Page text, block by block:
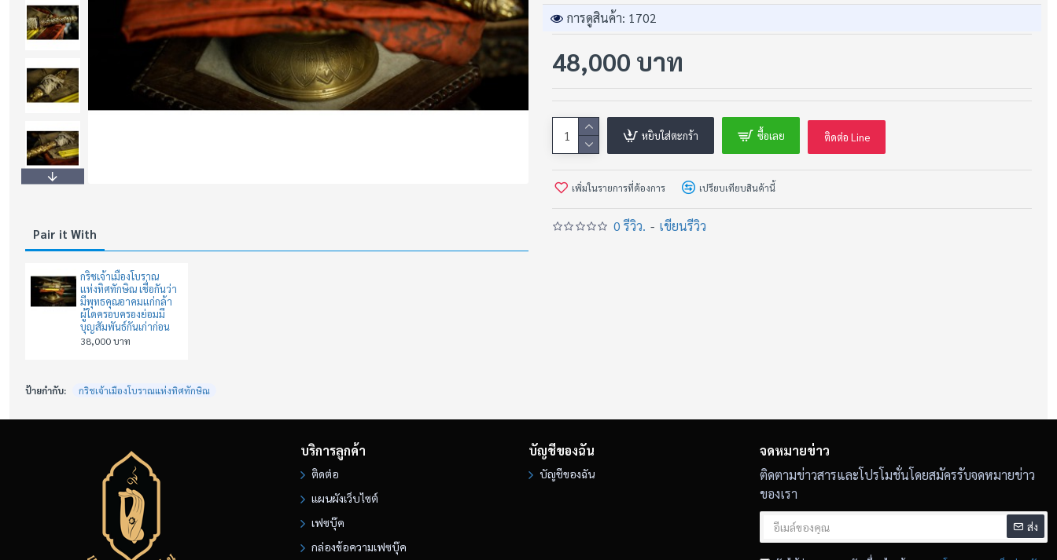
Pair it With
กริชเจ้าเมืองโบราณ
แห่งทิศทักษิณ เชื่อกันว่า
มีพุทธคุณอาคมแก่กล้า
ผู้ใดครอบครองย่อมมี
บุญสัมพันธ์กันเก่าก่อน
38,000 บาท
ครอบครอง
• ขนาดความยาว 48 cm
• ไม่ใช่แค่ของสะสม...แต่คือ "ของที่ต้องกลับคืนสู่เจ้าของ"
• ใครคือผู้ที่ควรครอบครอง?
• ผู้ที่กำลังโดนกดดันจากพลังงานร้าย – กริชนี้ ช่วยตัดวงจรเคราะห์ซ้ำซ้อน
• ผู้บริหารหรือเจ้าของกิจการ – เสริม บารมี-อำนาจในการตัดสินใจ
• ผู้ที่ฝันซ้ำๆ ถึงดาบหรือสงคราม – นี่อาจเป็น สัญญาณจากอดีตชาติ
• “อาจารย์เคยถือกริชลักษณะเดียวกัน ในอดีตชาติที่เป็นขุนศึก...
และมันจะกลับคืนสู่มือผู้ที่มีจิตตรงกันเท่านั้น”
การดูสินค้า: 1702
0 รีวิว. - เขียนรีวิว
48,000 บาท
หยิบใส่ตะกร้า ซื้อเลย ติดต่อ Line
เพิ่มในรายการที่ต้องการ เปรียบเทียบสินค้านี้
ป้ายกำกับ: กริชเจ้าเมืองโบราณแห่งทิศทักษิณ
บริการลูกค้า
ติดต่อ
แผนผังเว็บไซต์
เฟซบุ๊ค
กล่องข้อความเฟซบุ๊ค
บัญชีของฉัน
บัญชีของฉัน
จดหมายข่าว
ติดตามข่าวสารและโปรโมชั่นโดยสมัครรับจดหมายข่าว
ของเรา
ส่ง